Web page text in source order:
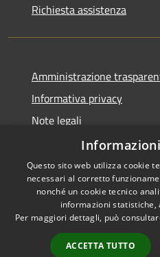
Richiesta assistenza
Amministrazione
Informativa privacy
Note legali
Dichiarazione di accessibilità
RSS
Accessibilità
Questo sito web utilizza cookie
necessari al corretto
nonché un cookie tecnico
informazioni statistiche,
Per maggiori dettagli, può
ACCETTA TUTTO